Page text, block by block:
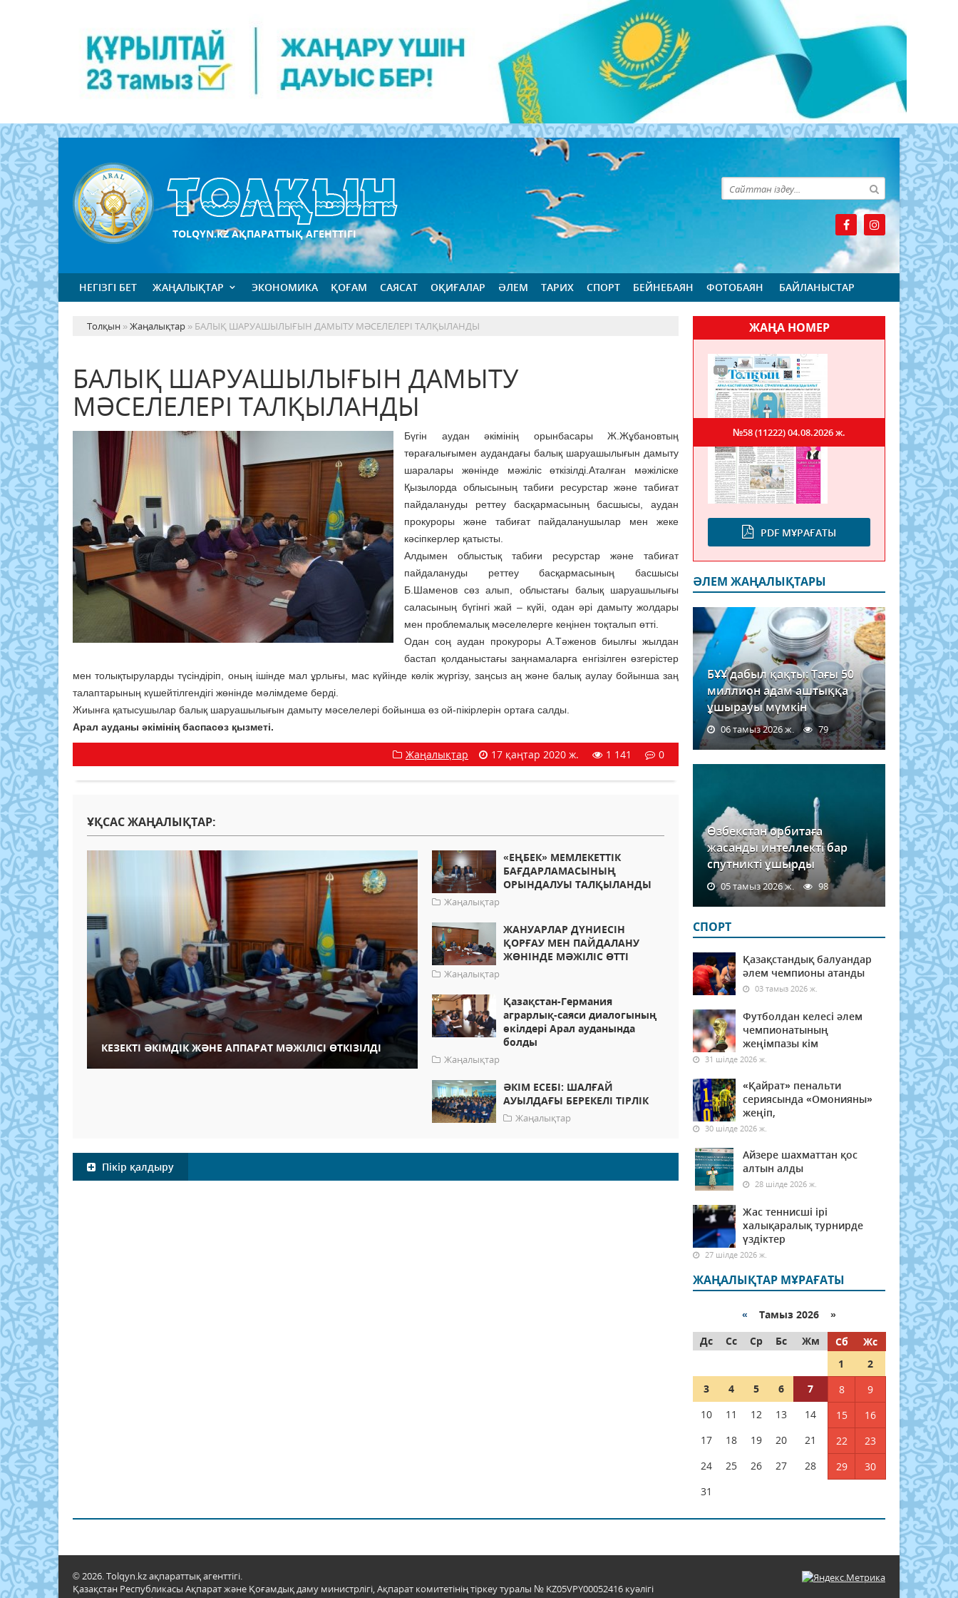
TOLQYN.KZ АҚПАРАТТЫҚ АГЕНТТІГІ
НЕГІЗГІ БЕТ ЖАҢАЛЫҚТАР ЭКОНОМИКА ҚОҒАМ САЯСАТ ОҚИҒАЛАР ӘЛЕМ ТАРИХ СПОРТ БЕЙНЕБАЯН ФОТОБАЯН БАЙЛАНЫСТАР
Толқын »Жаңалықтар » БАЛЫҚ ШАРУАШЫЛЫҒЫН ДАМЫТУ МӘСЕЛЕЛЕРІ ТАЛҚЫЛАНДЫ
БАЛЫҚ ШАРУАШЫЛЫҒЫН ДАМЫТУ
МӘСЕЛЕЛЕРІ ТАЛҚЫЛАНДЫ
Бүгін аудан әкімінің орынбасары Ж.Жұбановтың
төрағалығымен аудандағы балық шаруашылығын дамыту
шаралары жөнінде мәжіліс өткізілді.Аталған мәжіліске
Қызылорда облысының табиғи ресурстар және табиғат
пайдалануды реттеу басқармасының басшысы, аудан
прокуроры және табиғат пайдаланушылар мен жеке
кәсіпкерлер қатысты.
Алдымен облыстық табиғи реcурстар және табиғат
пайдалануды реттеу басқармасының басшысы
Б.Шаменов сөз алып, облыстағы балық шаруашылығы
саласының бүгінгі жай – күйі, одан әрі дамыту жолдары
мен проблемалық мәселелерге кеңінен тоқталып өтті.
Одан соң аудан прокуроры А.Тәженов биылғы жылдан
бастап қолданыстағы заңнамаларға енгізілген өзгерістер
мен толықтыруларды түсіндіріп, оның ішінде мал ұрлығы, мас күйінде көлік жүргізу, заңсыз аң және балық аулау бойынша заң
талаптарының күшейтілгендігі жөнінде мәлімдеме берді.
Жиынға қатысушылар балық шаруашылығын дамыту мәселелері бойынша өз ой-пікірлерін ортаға салды.
Арал ауданы әкімінің баспасөз қызметі.
Жаңалықтар 17 қаңтар 2020 ж. 1 141 0
ҰҚСАС ЖАҢАЛЫҚТАР:
КЕЗЕКТІ ӘКІМДІК ЖӘНЕ АППАРАТ МӘЖІЛІСІ ӨТКІЗІЛДІ
«ЕҢБЕК» МЕМЛЕКЕТТІК
БАҒДАРЛАМАСЫНЫҢ
ОРЫНДАЛУЫ ТАЛҚЫЛАНДЫ
Жаңалықтар
ЖАНУАРЛАР ДҮНИЕСІН
ҚОРҒАУ МЕН ПАЙДАЛАНУ
ЖӨНІНДЕ МӘЖІЛІС ӨТТІ
Жаңалықтар
Қазақстан-Германия
аграрлық-саяси диалогының
өкілдері Арал ауданында
болды
Жаңалықтар
ӘКІМ ЕСЕБІ: ШАЛҒАЙ
АУЫЛДАҒЫ БЕРЕКЕЛІ ТІРЛІК
Жаңалықтар
Пікір қалдыру
ЖАҢА НОМЕР
PDF МҰРАҒАТЫ
№58 (11222)04.08.2026 ж.
ӘЛЕМ ЖАҢАЛЫҚТАРЫ
БҰҰ дабыл қақты: Тағы 50
миллион адам аштыққа
ұшырауы мүмкін
06 тамыз 2026 ж. 79
Өзбекстан орбитаға
жасанды интеллекті бар
спутникті ұшырды
05 тамыз 2026 ж. 98
СПОРТ
Қазақстандық балуандар
әлем чемпионы атанды
03 тамыз 2026 ж.
Футболдан келесі әлем
чемпионатының
жеңімпазы кім
31 шілде 2026 ж.
«Қайрат» пенальти
сериясында «Омонияны»
жеңіп,
30 шілде 2026 ж.
Айзере шахматтан қос
алтын алды
28 шілде 2026 ж.
Жас теннисші ірі
халықаралық турнирде
үздіктер
27 шілде 2026 ж.
ЖАҢАЛЫҚТАР МҰРАҒАТЫ
« Тамыз 2026 »
Дс
Сс Ср Бс Жм Сб
Жс
1
2
3
4 5 6 7 8
9
10
11 12 13 14 15
16
17
18 19 20 21 22
23
24
25 26 27 28 29
30
31
© 2026. Tolqyn.kz ақпараттық агенттігі.
Қазақстан Республикасы Ақпарат және Қоғамдық даму министрлігі, Ақпарат комитетінің тіркеу туралы № KZ05VPY00052416 куәлігі